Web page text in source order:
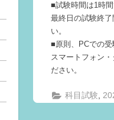
■試験時間は1時
最終日の試験終
い。
■原則、PCでの受
スマートフォン
ださい。
科目試験